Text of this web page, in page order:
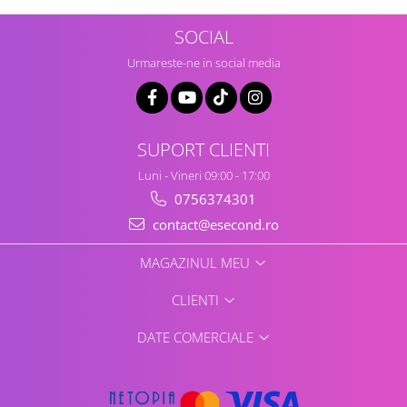
Curatenie si intretinere
SOCIAL
Urmareste-ne in social media
SUPORT CLIENTI
Luni - Vineri 09:00 - 17:00
0756374301
contact@esecond.ro
MAGAZINUL MEU
CLIENTI
DATE COMERCIALE